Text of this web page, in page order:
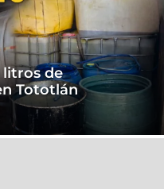
litros de
Tototlán